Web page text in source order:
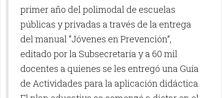
primer año del polimodal de escuelas
públicas y privadas a través de la entrega
del manual “Jóvenes en Prevención”,
editado por la Subsecretaría y a 60 mil
docentes a quienes se les entregó una Guía
de Actividades para la aplicación didáctica.